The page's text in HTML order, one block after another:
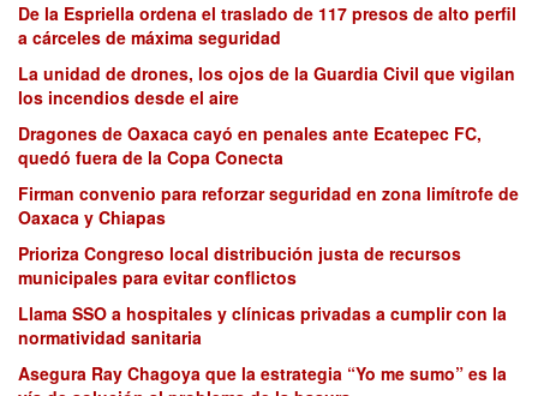
De la Espriella ordena el traslado de 117 presos de alto perfil
a cárceles de máxima seguridad
La unidad de drones, los ojos de la Guardia Civil que vigilan
los incendios desde el aire
Dragones de Oaxaca cayó en penales ante Ecatepec FC,
quedó fuera de la Copa Conecta
Firman convenio para reforzar seguridad en zona limítrofe de
Oaxaca y Chiapas
Prioriza Congreso local distribución justa de recursos
municipales para evitar conflictos
Llama SSO a hospitales y clínicas privadas a cumplir con la
normatividad sanitaria
Asegura Ray Chagoya que la estrategia “Yo me sumo” es la